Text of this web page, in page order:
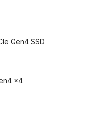
Gen4 SSD
×4